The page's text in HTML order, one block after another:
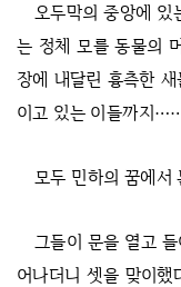
오두막의 중앙에 있
는 정체 모를 동물의
장에 내달린 흉측한
이고 있는 이들까지
모두 민하의 꿈에서
그들이 문을 열고
어나더니 셋을 맞이